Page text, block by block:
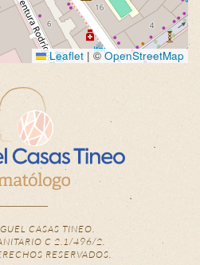
Leaflet | ©OpenStreetMap
CASAS TINEO.
C 2.1/496/2.
RESERVADOS.